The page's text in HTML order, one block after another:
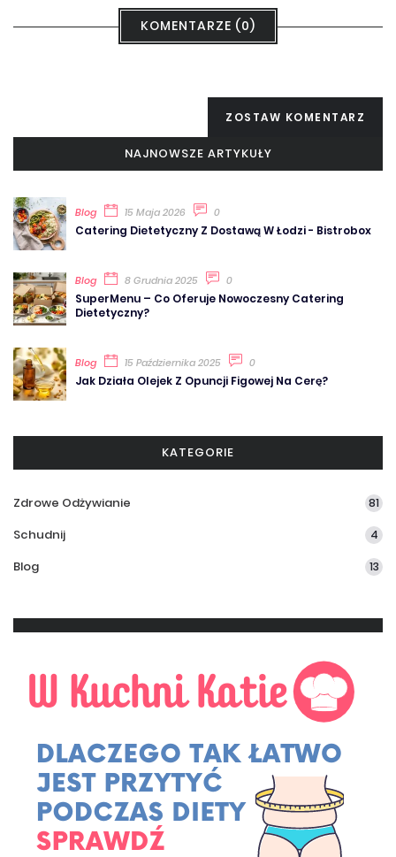
KOMENTARZE (0)
ZOSTAW KOMENTARZ
NAJNOWSZE ARTYKUŁY
Blog 15 Maja 2026 0
Catering Dietetyczny Z Dostawą W Łodzi - Bistrobox
Blog 8 Grudnia 2025 0
SuperMenu – Co Oferuje Nowoczesny Catering
Dietetyczny?
Blog 15 Października 2025 0
Jak Działa Olejek Z Opuncji Figowej Na Cerę?
KATEGORIE
Zdrowe Odżywianie 81
Schudnij 4
Blog 13